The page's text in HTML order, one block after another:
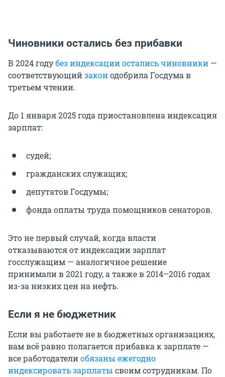
Чиновники остались без прибавки
В 2024 годубез индексации остались чиновники —
соответствующийзаконодобрила Госдума в
третьем чтении.
До 1 января 2025 года приостановлена индексация
зарплат:
судей;
гражданских служащих;
депутатов Госдумы;
фонда оплаты труда помощников сенаторов.
Это не первый случай, когда власти
отказываются от индексации зарплат
госслужащим — аналогичное решение
принимали в 2021 году, а также в 2014–2016 годах
из-за низких цен на нефть.
Если я не бюджетник
Если вы работаете не в бюджетных организациях,
вам всё равно полагается прибавка к зарплате —
все работодателиобязаны ежегодно
индексировать зарплаты своим сотрудникам. По